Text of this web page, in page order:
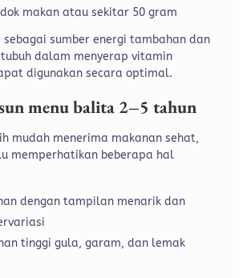
makan atau sekitar 50 gram
sebagai sumber energi tambahan dan
dalam menyerap vitamin
digunakan secara optimal.
menu balita 2–5 tahun
mudah menerima makanan sehat,
memperhatikan beberapa hal
dengan tampilan menarik dan
tinggi gula, garam, dan lemak